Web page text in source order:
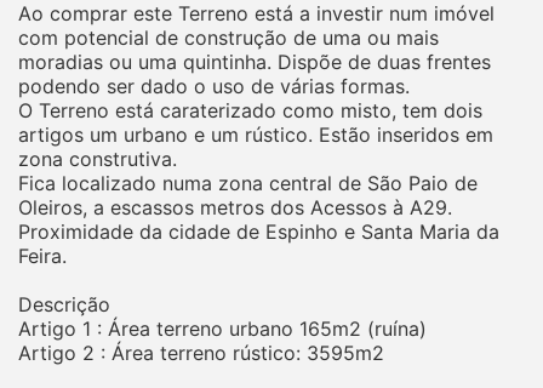
Ao comprar este Terreno está a investir num imóvel
com potencial de construção de uma ou mais
moradias ou uma quintinha. Dispõe de duas frentes
podendo ser dado o uso de várias formas.
O Terreno está caraterizado como misto, tem dois
artigos um urbano e um rústico. Estão inseridos em
zona construtiva.
Fica localizado numa zona central de São Paio de
Oleiros, a escassos metros dos Acessos à A29.
Proximidade da cidade de Espinho e Santa Maria da
Feira.
Descrição
Artigo 1 : Área terreno urbano 165m2 (ruína)
Artigo 2 : Área terreno rústico: 3595m2